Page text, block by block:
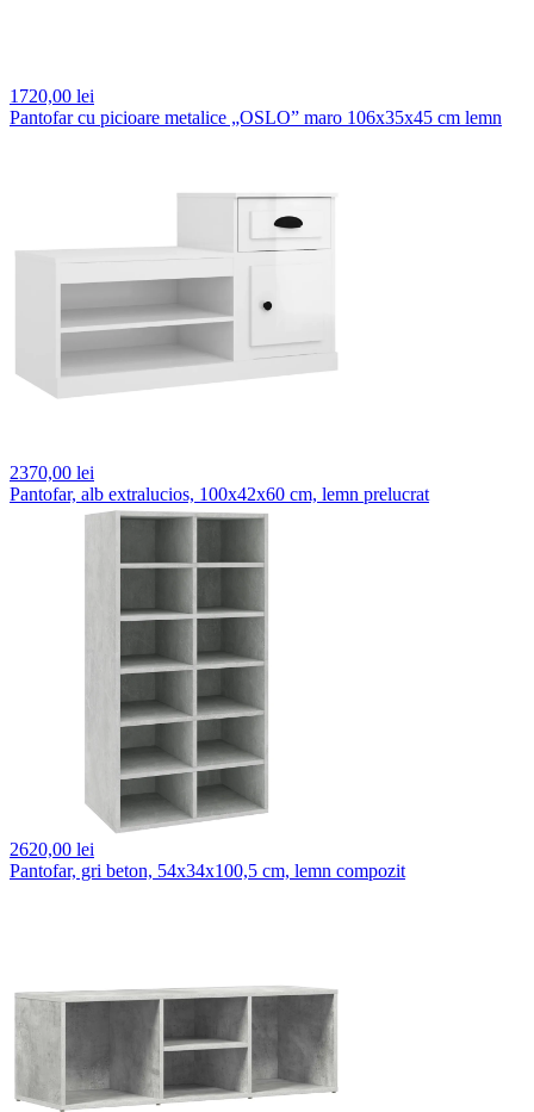
1720,00 lei
Pantofar cu picioare metalice „OSLO” maro 106x35x45 cm lemn
2370,00 lei
Pantofar, alb extralucios, 100x42x60 cm, lemn prelucrat
2620,00 lei
Pantofar, gri beton, 54x34x100,5 cm, lemn compozit